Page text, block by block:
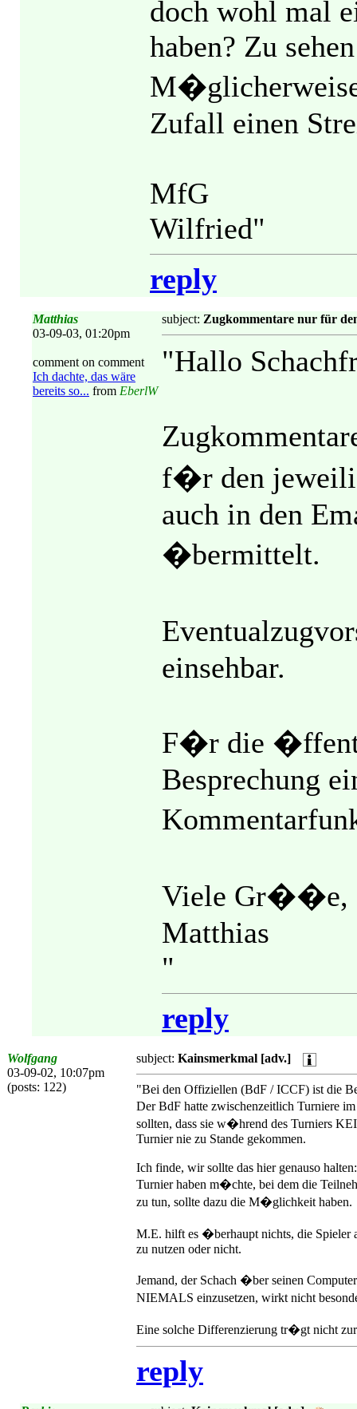
doch wohl mal
haben? Zu
Zufall einen
MfG
Wilfried"
reply
Matthias
03-09-03, 01:20pm
comment on comment
Ich dachte, das wäre
bereits so... from EberlW
subject: Zugkommentare nur für
"Hallo
f�r den
auch in den
�bermittelt.
einsehbar.
F�r die
Besprechung
Viele Gr��e,
Matthias
"
reply
Wolfgang
03-09-02, 10:07pm
(posts: 122)
subject: Kainsmerkmal [adv.]
"Bei den Offiziellen (BdF / ICCF) ist die
Der BdF hatte zwischenzeitlich Turniere
sollten, dass sie w�hrend des Turniers
Turnier nie zu Stande gekommen.
Ich finde, wir sollte das hier genauso
Turnier haben m�chte, bei dem die
zu tun, sollte dazu die M�glichkeit haben.
M.E. hilft es �berhaupt nichts, die
zu nutzen oder nicht.
Jemand, der Schach �ber seinen
NIEMALS einzusetzen, wirkt nicht
Eine solche Differenzierung tr�gt nicht
reply